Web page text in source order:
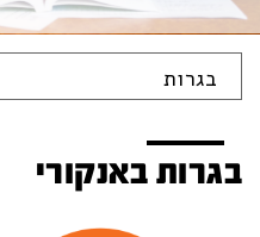
בגרות באנקורי